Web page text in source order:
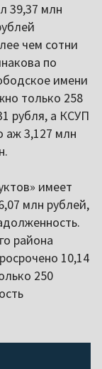
39,37 млн
чем сотни
по
имени
только 258
рубля, а КСУП
аж 3,127 млн
имеет
млн рублей,
района
10,14
250